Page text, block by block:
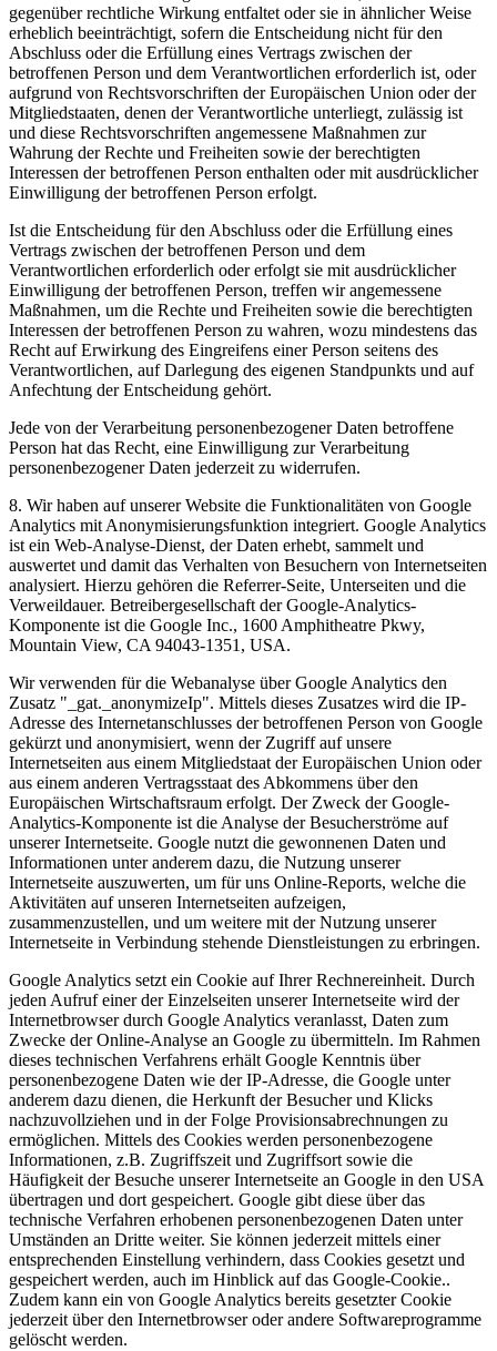
gegenüber rechtliche Wirkung entfaltet oder sie in ähnlicher Weise
erheblich beeinträchtigt, sofern die Entscheidung nicht für den
Abschluss oder die Erfüllung eines Vertrags zwischen der
betroffenen Person und dem Verantwortlichen erforderlich ist, oder
aufgrund von Rechtsvorschriften der Europäischen Union oder der
Mitgliedstaaten, denen der Verantwortliche unterliegt, zulässig ist
und diese Rechtsvorschriften angemessene Maßnahmen zur
Wahrung der Rechte und Freiheiten sowie der berechtigten
Interessen der betroffenen Person enthalten oder mit ausdrücklicher
Einwilligung der betroffenen Person erfolgt.
Ist die Entscheidung für den Abschluss oder die Erfüllung eines
Vertrags zwischen der betroffenen Person und dem
Verantwortlichen erforderlich oder erfolgt sie mit ausdrücklicher
Einwilligung der betroffenen Person, treffen wir angemessene
Maßnahmen, um die Rechte und Freiheiten sowie die berechtigten
Interessen der betroffenen Person zu wahren, wozu mindestens das
Recht auf Erwirkung des Eingreifens einer Person seitens des
Verantwortlichen, auf Darlegung des eigenen Standpunkts und auf
Anfechtung der Entscheidung gehört.
Jede von der Verarbeitung personenbezogener Daten betroffene
Person hat das Recht, eine Einwilligung zur Verarbeitung
personenbezogener Daten jederzeit zu widerrufen.
8. Wir haben auf unserer Website die Funktionalitäten von Google
Analytics mit Anonymisierungsfunktion integriert. Google Analytics
ist ein Web-Analyse-Dienst, der Daten erhebt, sammelt und
auswertet und damit das Verhalten von Besuchern von Internetseiten
analysiert. Hierzu gehören die Referrer-Seite, Unterseiten und die
Verweildauer. Betreibergesellschaft der Google-Analytics-
Komponente ist die Google Inc., 1600 Amphitheatre Pkwy,
Mountain View, CA 94043-1351, USA.
Wir verwenden für die Webanalyse über Google Analytics den
Zusatz "_gat._anonymizeIp". Mittels dieses Zusatzes wird die IP-
Adresse des Internetanschlusses der betroffenen Person von Google
gekürzt und anonymisiert, wenn der Zugriff auf unsere
Internetseiten aus einem Mitgliedstaat der Europäischen Union oder
aus einem anderen Vertragsstaat des Abkommens über den
Europäischen Wirtschaftsraum erfolgt. Der Zweck der Google-
Analytics-Komponente ist die Analyse der Besucherströme auf
unserer Internetseite. Google nutzt die gewonnenen Daten und
Informationen unter anderem dazu, die Nutzung unserer
Internetseite auszuwerten, um für uns Online-Reports, welche die
Aktivitäten auf unseren Internetseiten aufzeigen,
zusammenzustellen, und um weitere mit der Nutzung unserer
Internetseite in Verbindung stehende Dienstleistungen zu erbringen.
Google Analytics setzt ein Cookie auf Ihrer Rechnereinheit. Durch
jeden Aufruf einer der Einzelseiten unserer Internetseite wird der
Internetbrowser durch Google Analytics veranlasst, Daten zum
Zwecke der Online-Analyse an Google zu übermitteln. Im Rahmen
dieses technischen Verfahrens erhält Google Kenntnis über
personenbezogene Daten wie der IP-Adresse, die Google unter
anderem dazu dienen, die Herkunft der Besucher und Klicks
nachzuvollziehen und in der Folge Provisionsabrechnungen zu
ermöglichen. Mittels des Cookies werden personenbezogene
Informationen, z.B. Zugriffszeit und Zugriffsort sowie die
Häufigkeit der Besuche unserer Internetseite an Google in den USA
übertragen und dort gespeichert. Google gibt diese über das
technische Verfahren erhobenen personenbezogenen Daten unter
Umständen an Dritte weiter. Sie können jederzeit mittels einer
entsprechenden Einstellung verhindern, dass Cookies gesetzt und
gespeichert werden, auch im Hinblick auf das Google-Cookie..
Zudem kann ein von Google Analytics bereits gesetzter Cookie
jederzeit über den Internetbrowser oder andere Softwareprogramme
gelöscht werden.